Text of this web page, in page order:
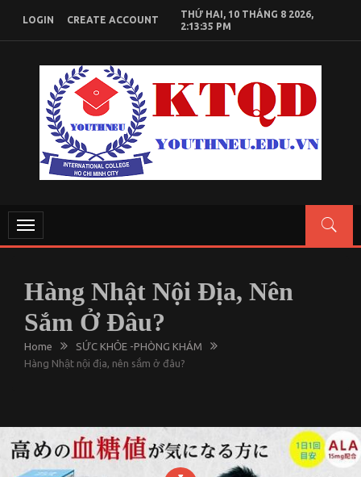
content
LOGIN CREATE ACCOUNT
THỨ HAI, 10 THÁNG 8 2026,
2:13:35 PM
KIẾN THỨC KINH TẾ QUỐC DÂN
Toggle
navigation
Hàng Nhật Nội Địa, Nên
Sắm Ở Đâu?
Home
SỨC KHỎE -PHÒNG KHÁM
Hàng Nhật nội địa, nên sắm ở đâu?